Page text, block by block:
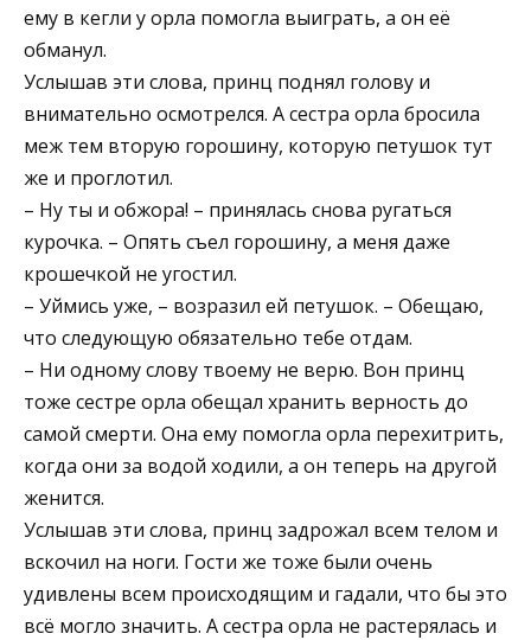
ему в кегли у орла помогла выиграть, а он её
обманул.
Услышав эти слова, принц поднял голову и
внимательно осмотрелся. А сестра орла бросила
меж тем вторую горошину, которую петушок тут
же и проглотил.
– Ну ты и обжора! – принялась снова ругаться
курочка. – Опять съел горошину, а меня даже
крошечкой не угостил.
– Уймись уже, – возразил ей петушок. – Обещаю,
что следующую обязательно тебе отдам.
– Ни одному слову твоему не верю. Вон принц
тоже сестре орла обещал хранить верность до
самой смерти. Она ему помогла орла перехитрить,
когда они за водой ходили, а он теперь на другой
женится.
Услышав эти слова, принц задрожал всем телом и
вскочил на ноги. Гости же тоже были очень
удивлены всем происходящим и гадали, что бы это
всё могло значить. А сестра орла не растерялась и